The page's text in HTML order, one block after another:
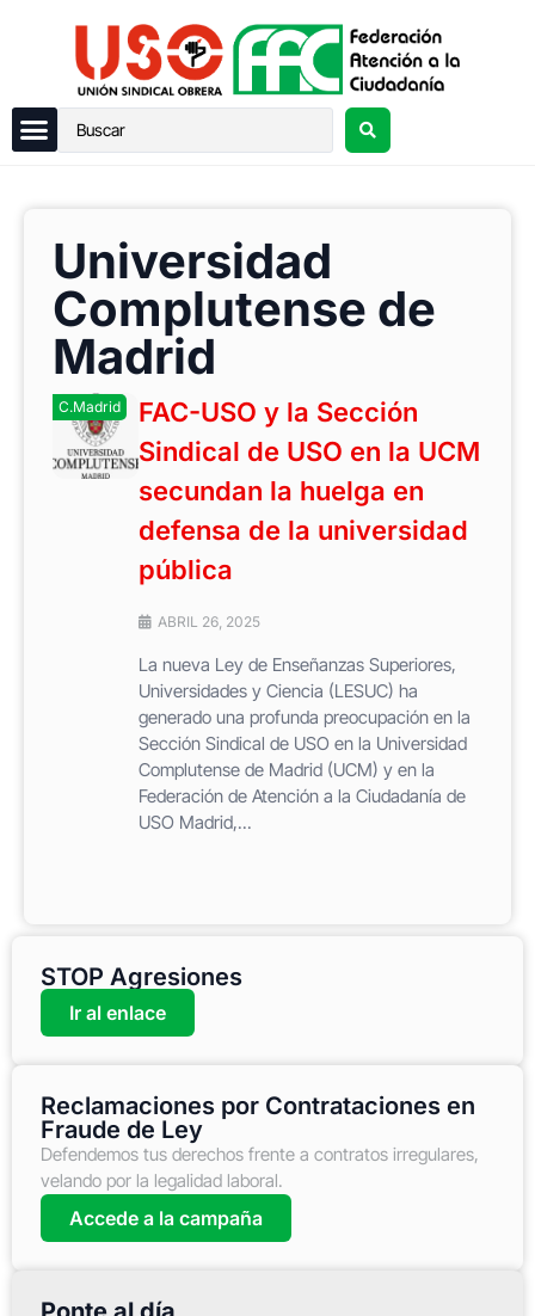
Universidad
Complutense de
Madrid
C.Madrid
FAC-USO y la Sección
Sindical de USO en la UCM
secundan la huelga en
defensa de la universidad
pública
ABRIL 26, 2025
La nueva Ley de Enseñanzas Superiores,
Universidades y Ciencia (LESUC) ha
generado una profunda preocupación en la
Sección Sindical de USO en la Universidad
Complutense de Madrid (UCM) y en la
Federación de Atención a la Ciudadanía de
USO Madrid,...
STOP Agresiones
Ir al enlace
Reclamaciones por Contrataciones en
Fraude de Ley
Defendemos tus derechos frente a contratos irregulares,
velando por la legalidad laboral.
Accede a la campaña